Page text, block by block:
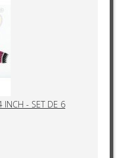
INCH - SET DE 6